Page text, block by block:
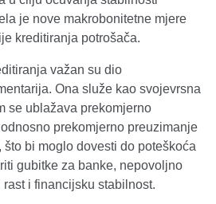
je nove makrobonitetne mjere
kreditiranja potrošača.
važan su dio
Ona služe kao svojevrsna
se ublažava prekomjerno
prekomjerno preuzimanje
bi moglo dovesti do poteškoća
gubitke za banke, nepovoljno
i financijsku stabilnost.